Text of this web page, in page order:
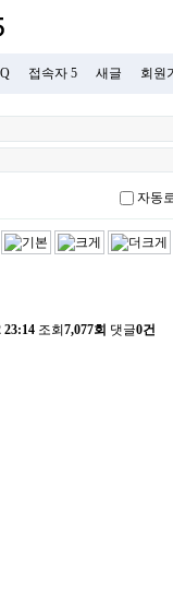
접속자 5 새글 회원
자동
23:14 조회 7,077회 댓글0건